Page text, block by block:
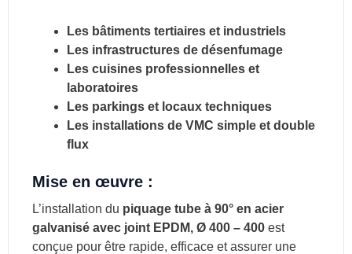
Les bâtiments tertiaires et industriels
Les infrastructures de désenfumage
Les cuisines professionnelles et
laboratoires
Les parkings et locaux techniques
Les installations de VMC simple et double
flux
Mise en œuvre :
L’installation du piquage tube à 90° en acier
galvanisé avec joint EPDM, Ø 400 – 400 est
conçue pour être rapide, efficace et assurer une